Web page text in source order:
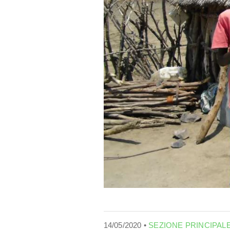
14/05/2020 • SEZIONE